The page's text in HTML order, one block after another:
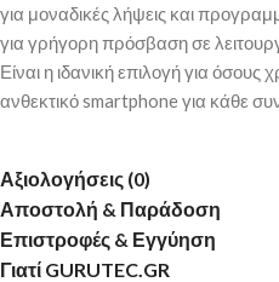
για μοναδικές λήψεις και
για γρήγορη πρόσβαση σε
Είναι η ιδανική επιλογή για όσους
ανθεκτικό smartphone για κάθε
Αξιολογήσεις (0)
Αποστολή & Παράδοση
Επιστροφές & Εγγύηση
Γιατί GURUTEC.GR